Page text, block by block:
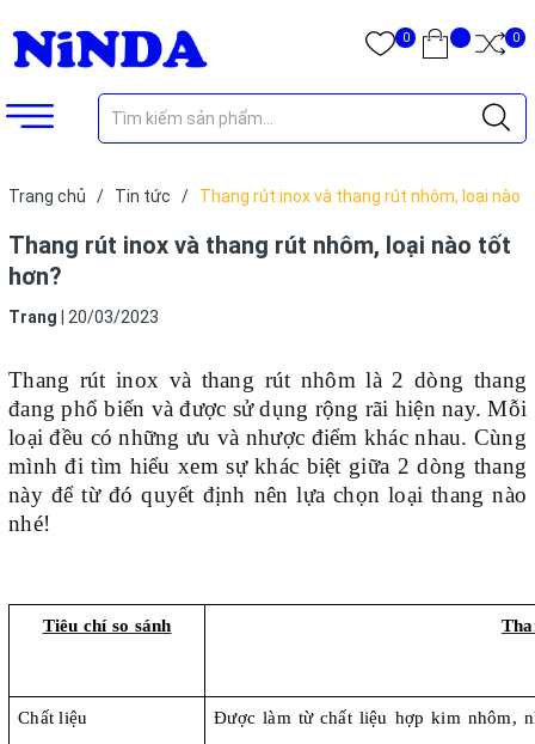
0 0
Trang chủ / Tin tức /
Thang rút inox và thang rút nhôm, loại nào
Thang rút inox và thang rút nhôm, loại nào tốt
hơn?
Trang 20/03/2023
Thang rút inox và thang rút nhôm là 2 dòng thang
đang phổ biến và được sử dụng rộng rãi hiện nay. Mỗi
loại đều có những ưu và nhược điểm khác nhau. Cùng
mình đi tìm hiểu xem sự khác biệt giữa 2 dòng thang
này để từ đó quyết định nên lựa chọn loại thang nào
nhé!
Tiêu chí so sánh
Chất liệu Được làm từ chất liệu hợp kim nhôm,